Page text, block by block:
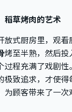
稻草烤肉的艺术
放式厨房里，观
烤至半熟，然后
过程充满了戏剧
极致追求，才使
为顾客带来了一次